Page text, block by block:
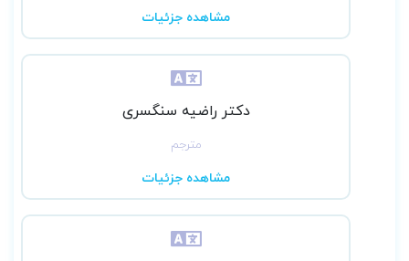
مشاهده جزئیات
دکتر راضیه سنگسری
مترجم
مشاهده جزئیات